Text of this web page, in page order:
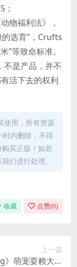
物福利法》，
的选育”，Crufts
”等致命标准。
不是产品，并不
活下去的权利
使用，所有资源
时内删除，不得
买正版！如若
们进行处理。
收藏 点赞(0)
上一篇
》萌宠耍赖大揭